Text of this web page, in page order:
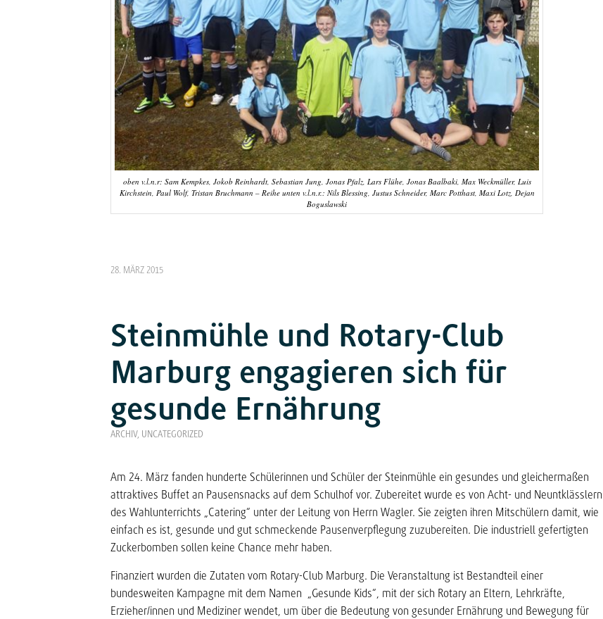
oben v.l.n.r: Sam Kempkes, Jokob Reinhardt, Sebastian Jung, Jonas Pfalz, Lars Flühe, Jonas Baalbaki, Max Weckmüller, Luis
Kirchstein, Paul Wolf, Tristan Bruchmann – Reihe unten v.l.n.r.: Nils Blessing, Justus Schneider, Marc Potthast, Maxi Lotz, Dejan
Boguslawski
28. MÄRZ 2015
Steinmühle und Rotary-Club
Marburg engagieren sich für
gesunde Ernährung
ARCHIV, UNCATEGORIZED
Am 24. März fanden hunderte Schülerinnen und Schüler der Steinmühle ein gesundes und gleichermaßen
attraktives Buffet an Pausensnacks auf dem Schulhof vor. Zubereitet wurde es von Acht- und Neuntklässlern
des Wahlunterrichts „Catering“ unter der Leitung von Herrn Wagler. Sie zeigten ihren Mitschülern damit, wie
einfach es ist, gesunde und gut schmeckende Pausenverpflegung zuzubereiten. Die industriell gefertigten
Zuckerbomben sollen keine Chance mehr haben.
Finanziert wurden die Zutaten vom Rotary-Club Marburg. Die Veranstaltung ist Bestandteil einer
bundesweiten Kampagne mit dem Namen „Gesunde Kids“, mit der sich Rotary an Eltern, Lehrkräfte,
Erzieher/innen und Mediziner wendet, um über die Bedeutung von gesunder Ernährung und Bewegung für